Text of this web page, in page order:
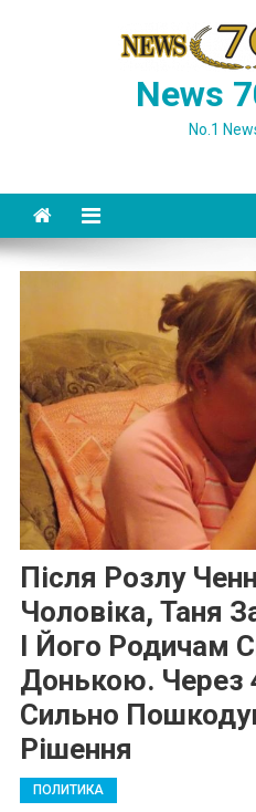
News
No.1
Після Розлу
Чоловіка, Таня
І Його Родичам
Донькою. Через
Сильно
Рішення
ПОЛИТИКА